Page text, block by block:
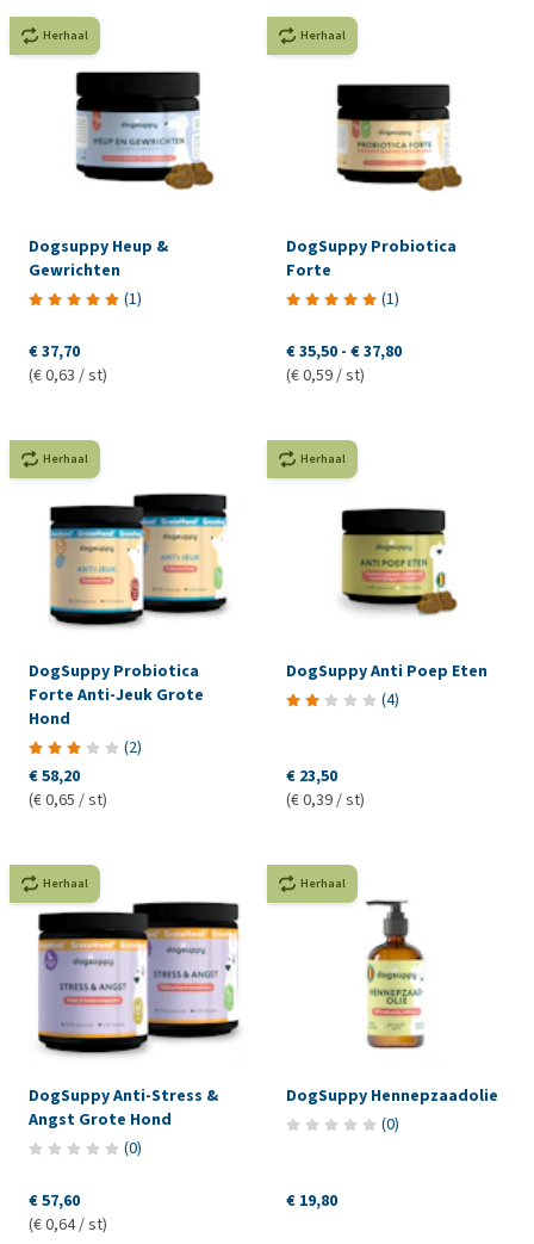
Herhaal
Dogsuppy Heup &
Gewrichten
(1)
€ 37,70
(€ 0,63 / st)
Herhaal
DogSuppy Probiotica
Forte
(1)
€ 35,50 - € 37,80
(€ 0,59 / st)
Herhaal
DogSuppy Probiotica
Forte Anti-Jeuk Grote
Hond
(2)
€ 58,20
(€ 0,65 / st)
Herhaal
DogSuppy Anti Poep Eten
(4)
€ 23,50
(€ 0,39 / st)
Herhaal
DogSuppy Anti-Stress &
Angst Grote Hond
(0)
€ 57,60
(€ 0,64 / st)
Herhaal
DogSuppy Hennepzaadolie
(0)
€ 19,80